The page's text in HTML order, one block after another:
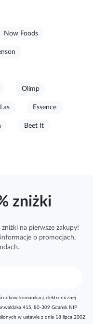
Now Foods
Olimp
Essence
Beet It
zniżki
na pierwsze zakupy!
informacjeo promocjach,
komunikacji elektronicznej
415, 80-309 Gdańsk NIP
w ustawie z dnia 18 lipca 2002